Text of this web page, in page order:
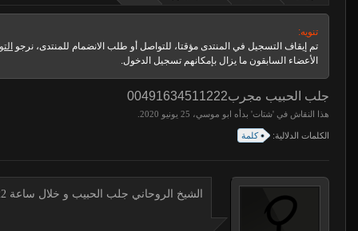
تنويه:
تم إيقاف التسجيل في المنتدى مؤقتا، للتواصل أو طلب الانضمام للمنتدى، نرجو
الأعضاء السابقون ما يزال بإمكانهم تسجيل الدخول.
جلب الحبيب مجرب00491634511222
هذا النقاش في 'شتات' بدأه ابو موسي،
الكلمات الدلالية: كلمة
الشيخ الروحاني جلب الحبيب و خلال ساعة 00491634511222 لجلب الحبيب